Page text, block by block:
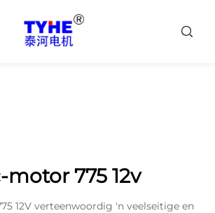
motor 775 12v
12V verteenwoordig 'n veelseitige en